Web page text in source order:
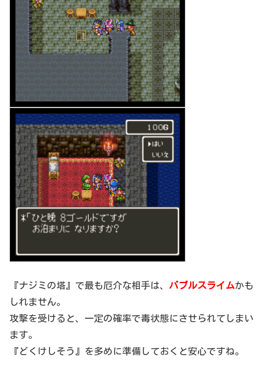
『ナジミの塔』で最も厄介な相手は、 バブルスライムかも
しれません。
攻撃を受けると、一定の確率で毒状態にさせられてしまい
ます。
『どくけしそう』を多めに準備しておくと安心ですね。